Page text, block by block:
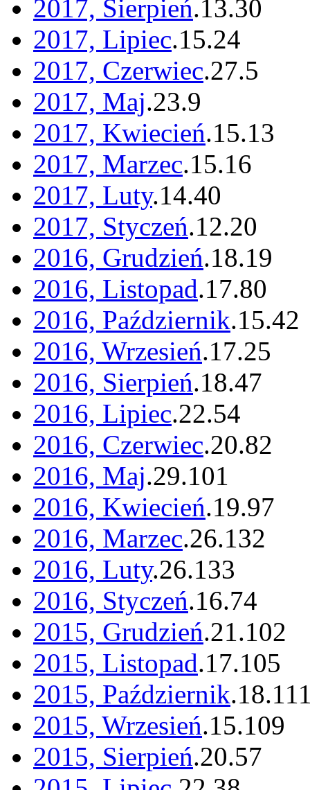
2017, Sierpień.13.30
2017, Lipiec.15.24
2017, Czerwiec.27.5
2017, Maj.23.9
2017, Kwiecień.15.13
2017, Marzec.15.16
2017, Luty.14.40
2017, Styczeń.12.20
2016, Grudzień.18.19
2016, Listopad.17.80
2016, Październik.15.42
2016, Wrzesień.17.25
2016, Sierpień.18.47
2016, Lipiec.22.54
2016, Czerwiec.20.82
2016, Maj.29.101
2016, Kwiecień.19.97
2016, Marzec.26.132
2016, Luty.26.133
2016, Styczeń.16.74
2015, Grudzień.21.102
2015, Listopad.17.105
2015, Październik.18.
2015, Wrzesień.15.109
2015, Sierpień.20.57